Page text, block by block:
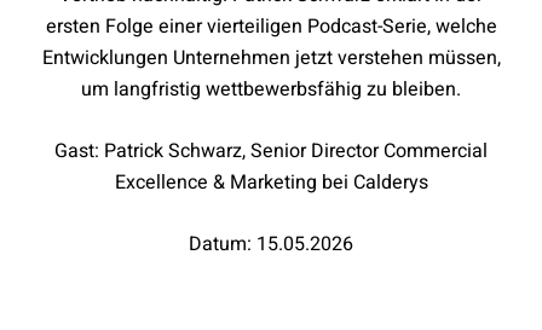
ersten Folge einer vierteiligen Podcast-Serie, welche
Entwicklungen Unternehmen jetzt verstehen müssen,
um langfristig wettbewerbsfähig zu bleiben.
Gast: Patrick Schwarz, Senior Director Commercial
Excellence & Marketing bei Calderys
Datum: 15.05.2026